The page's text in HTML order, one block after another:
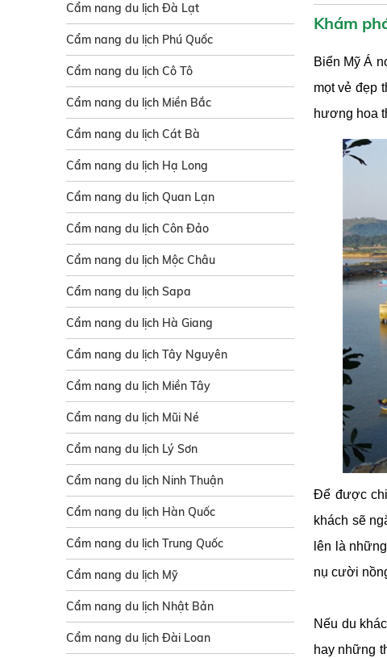
Cẩm nang du lịch Đà Lạt
Cẩm nang du lịch Phú Quốc
Cẩm nang du lịch Cô Tô
Cẩm nang du lịch Miền Bắc
Cẩm nang du lịch Cát Bà
Cẩm nang du lịch Hạ Long
Cẩm nang du lịch Quan Lạn
Cẩm nang du lịch Côn Đảo
Cẩm nang du lịch Mộc Châu
Cẩm nang du lịch Sapa
Cẩm nang du lịch Hà Giang
Cẩm nang du lịch Tây Nguyên
Cẩm nang du lịch Miền Tây
Cẩm nang du lịch Mũi Né
Cẩm nang du lịch Lý Sơn
Cẩm nang du lịch Ninh Thuận
Cẩm nang du lịch Hàn Quốc
Cẩm nang du lịch Trung Quốc
Cẩm nang du lịch Mỹ
Cẩm nang du lịch Nhật Bản
Cẩm nang du lịch Đài Loan
Khám
Biển Mỹ Á
mọt vẻ đẹp
hương hoa
Để được
khách sẽ
lên là
nụ cười
Nếu du
hay những